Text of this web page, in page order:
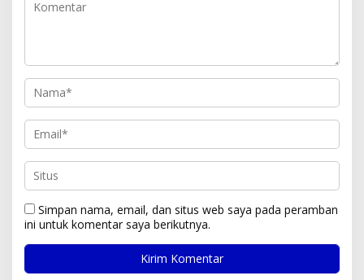
Simpan nama, email, dan situs web saya pada peramban
ini untuk komentar saya berikutnya.